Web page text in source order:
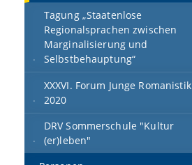
Tagung „Staatenlose
Regionalsprachen zwischen
Marginalisierung und
Selbstbehauptung“
XXXVI. Forum Junge Romanistik
2020
DRV Sommerschule "Kultur
(er)leben"